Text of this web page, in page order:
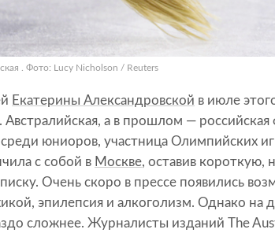
. Фото: Lucy Nicholson / Reuters
Екатерины Александровской в июле
а в прошлом — российская
юниоров, участница Олимпийских
с собой в Москве, оставив короткую,
Очень скоро в прессе появились
эпилепсия и алкоголизм. Однако на
сложнее. Журналисты изданий The